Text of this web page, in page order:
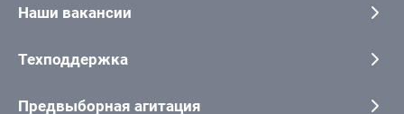
Наши вакансии
Техподдержка
Предвыборная агитация